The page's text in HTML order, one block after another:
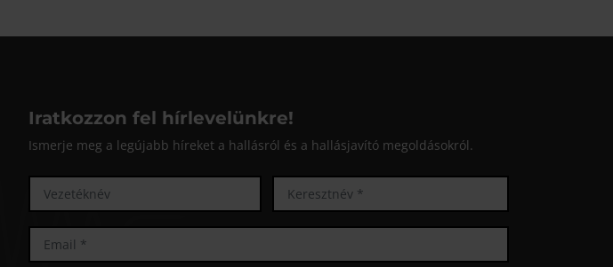
Iratkozzon fel hírlevelünkre!
Ismerje meg a legújabb híreket a hallásról és a hallásjavító megoldásokról.